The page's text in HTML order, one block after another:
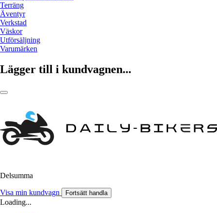
Terräng
Äventyr
Verkstad
Väskor
Utförsäljning
Varumärken
Lägger till i kundvagnen...
Delsumma
Visa min kundvagn Fortsätt handla
Loading...